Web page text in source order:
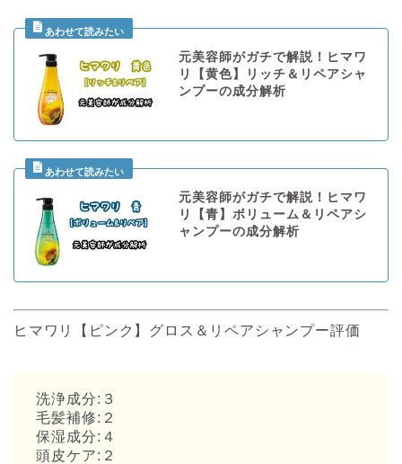
元美容師がガチで解説！ヒマワ
リ【黄色】リッチ＆リペアシャ
ンプーの成分解析
元美容師がガチで解説！ヒマワ
リ【青】ボリューム＆リペアシ
ャンプーの成分解析
ヒマワリ【ピンク】グロス＆リペアシャンプー評価
洗浄成分:３
毛髪補修:２
保湿成分:４
頭皮ケア:２